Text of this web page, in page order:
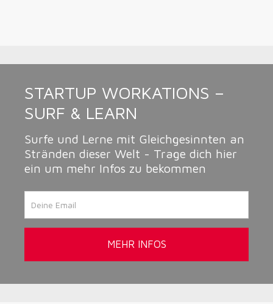
STARTUP WORKATIONS –
SURF & LEARN
Surfe und Lerne mit Gleichgesinnten an
Stränden dieser Welt - Trage dich hier
ein um mehr Infos zu bekommen